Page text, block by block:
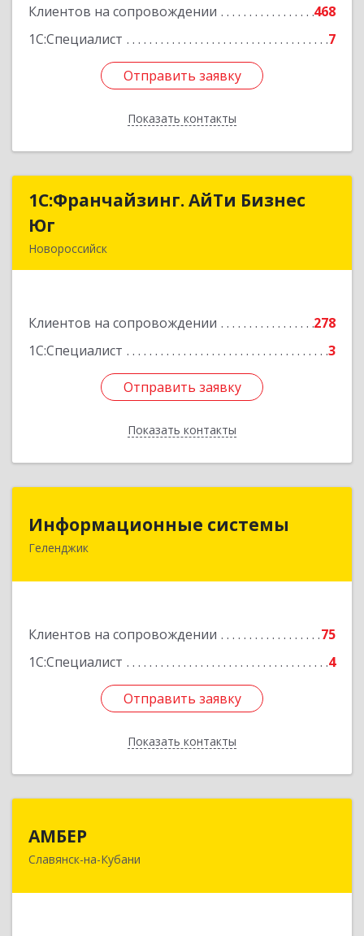
Клиентов на сопровождении
468
1С:Специалист
7
Отправить заявку
Показать контакты
Отправить заявку
Назад
1С:Франчайзинг. АйТи Бизнес
Юг
Новороссийск
Клиентов на сопровождении
278
1С:Специалист
3
Отправить заявку
Показать контакты
1С:Франчайзинг. АйТи Бизнес
Подробнее
Отправить заявку
Назад
Информационные системы
Геленджик
Клиентов на сопровождении
75
1С:Специалист
4
Отправить заявку
Показать контакты
353475, Краснодарский край, Геленджик г,
Отправить заявку
Назад
АМБЕР
Славянск-на-Кубани
353562, Краснодарский край, Славянский р-н,